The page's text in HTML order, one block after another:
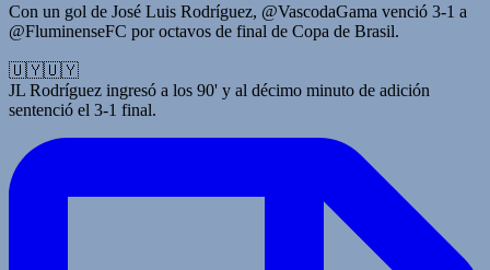
Con un gol de José Luis Rodríguez, @VascodaGama venció 3-1 a
@FluminenseFC por octavos de final de Copa de Brasil.
🇺🇾🇺🇾
JL Rodríguez ingresó a los 90' y al décimo minuto de adición
sentenció el 3-1 final.